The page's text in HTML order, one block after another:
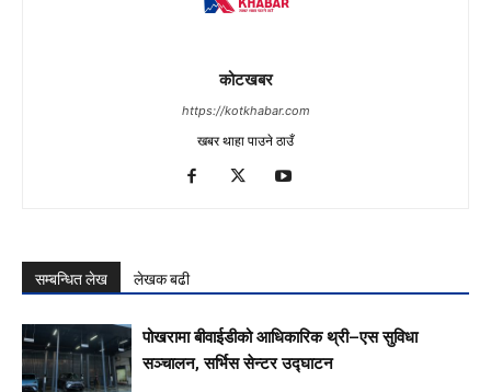
कोटखबर
https://kotkhabar.com
खबर थाहा पाउने ठाउँ
सम्बन्धित लेख लेखक बढी
पोखरामा बीवाईडीको आधिकारिक थ्री–एस सुविधा
सञ्चालन, सर्भिस सेन्टर उद्घाटन